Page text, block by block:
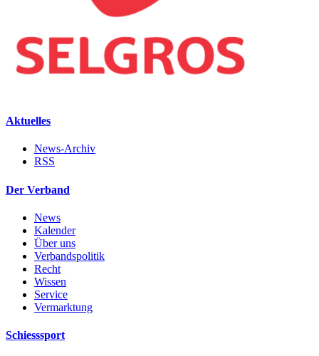
Aktuelles
News-Archiv
RSS
Der Verband
News
Kalender
Über uns
Verbandspolitik
Recht
Wissen
Service
Vermarktung
Schiesssport